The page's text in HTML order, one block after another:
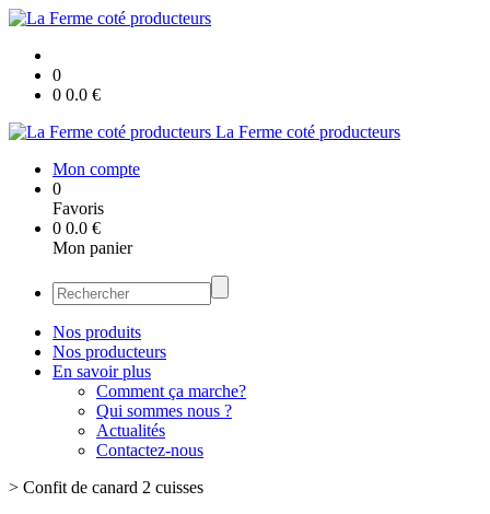
0
0 0.0 €
La Ferme coté producteurs
Mon compte
0
Favoris
0 0.0 €
Mon panier
Nos produits
Nos producteurs
En savoir plus
Comment ça marche?
Qui sommes nous ?
Actualités
Contactez-nous
> Confit de canard 2 cuisses